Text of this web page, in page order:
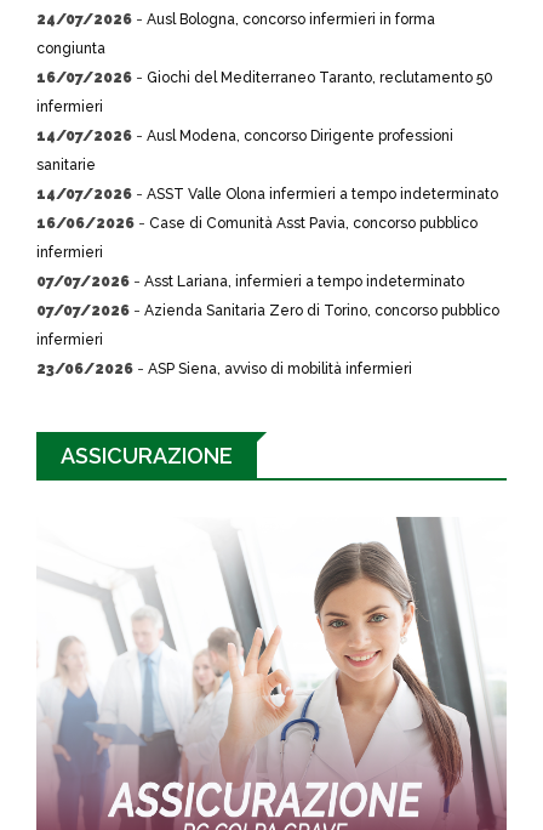
24/07/2026 - Ausl Bologna, concorso infermieri in forma
congiunta
16/07/2026 - Giochi del Mediterraneo Taranto, reclutamento 50
infermieri
14/07/2026 - Ausl Modena, concorso Dirigente professioni
sanitarie
14/07/2026 - ASST Valle Olona infermieri a tempo indeterminato
16/06/2026 - Case di Comunità Asst Pavia, concorso pubblico
infermieri
07/07/2026 - Asst Lariana, infermieri a tempo indeterminato
07/07/2026 - Azienda Sanitaria Zero di Torino, concorso pubblico
infermieri
23/06/2026 - ASP Siena, avviso di mobilità infermieri
ASSICURAZIONE